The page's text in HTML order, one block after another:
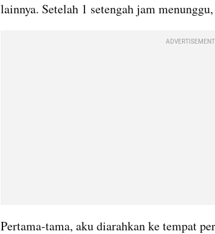
lainnya. Setelah 1 setengah jam
ADVERTISEMENT
Pertama-tama, aku diarahkan ke tempat